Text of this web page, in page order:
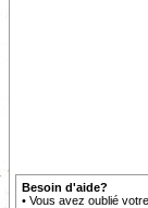
Besoin d'aide?
• Vous avez oublié